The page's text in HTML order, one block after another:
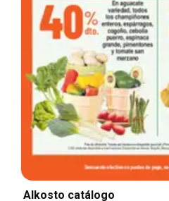
Alkosto catálogo